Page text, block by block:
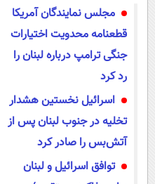
پرداخت قسطی
اقساطی😍
مجلس نمایندگان آمریکا
قطعنامه محدویت اختیارات
جنگی ترامپ درباره لبنان را
رد کرد
اسرائیل نخستین هشدار
تخلیه در جنوب لبنان پس از
آتش‌بس را صادر کرد
توافق اسرائیل و لبنان